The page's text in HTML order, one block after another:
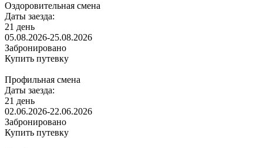
Оздоровительная смена
Даты заезда:
21 день
05.08.2026-25.08.2026
Забронировано
Купить путевку
Профильная смена
Даты заезда:
21 день
02.06.2026-22.06.2026
Забронировано
Купить путевку